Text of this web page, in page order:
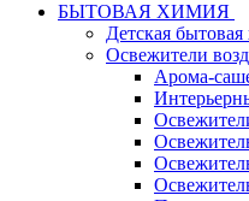
БЫТОВАЯ ХИМИЯ
Детская
Освежители
Арома-